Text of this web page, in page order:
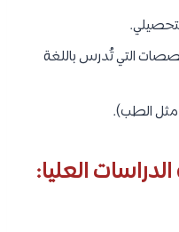
التي تُدرس باللغة
الطب).
العليا: